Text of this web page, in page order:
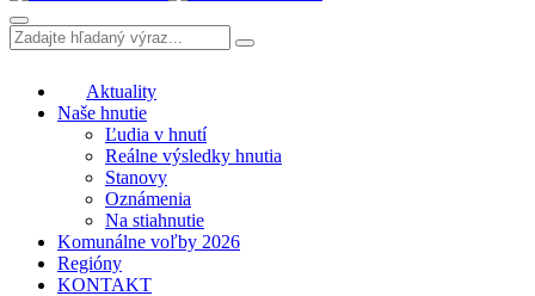
Aktuality
Naše hnutie
Ľudia v hnutí
Reálne výsledky hnutia
Stanovy
Oznámenia
Na stiahnutie
Komunálne voľby 2026
Regióny
KONTAKT